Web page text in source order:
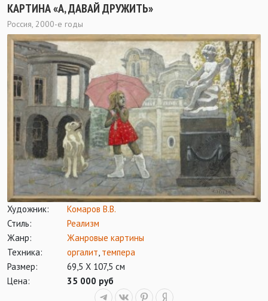
КАРТИНА «А, ДАВАЙ ДРУЖИТЬ»
Россия, 2000-е годы
Художник:
Комаров В.В.
Стиль:
Реализм
Жанр:
Жанровые картины
Техника:
оргалит, темпера
Размер:
69,5 Х 107,5 см
Цена:
35 000 руб